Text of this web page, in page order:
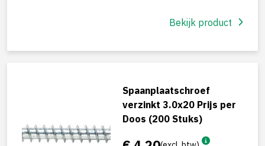
Bekijk product
Spaanplaatschroef
verzinkt 3.0x20 Prijs per
Doos (200 Stuks)